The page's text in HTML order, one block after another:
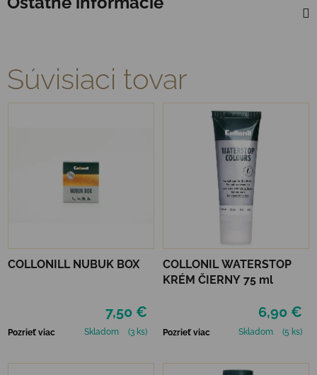
Súvisiaci tovar
COLLONILL NUBUK BOX
7,50 €
Pozrieť viac Skladom (3 ks)
COLLONIL WATERSTOP
KRÉM ČIERNY 75 ml
6,90 €
Pozrieť viac Skladom (5 ks)